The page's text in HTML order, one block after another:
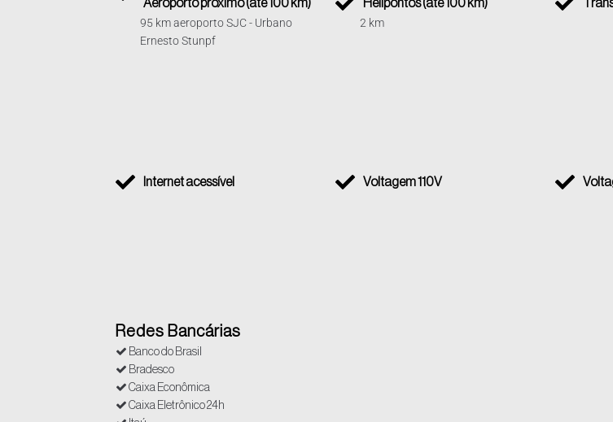
Aeroporto próximo (até 100 km)
95 km aeroporto SJC - Urbano
Ernesto Stunpf
Helipontos (até 100 km)
2 km
Internet acessível Voltagem 110V
Redes Bancárias
Banco do Brasil
Bradesco
Caixa Econômica
Caixa Eletrônico 24h